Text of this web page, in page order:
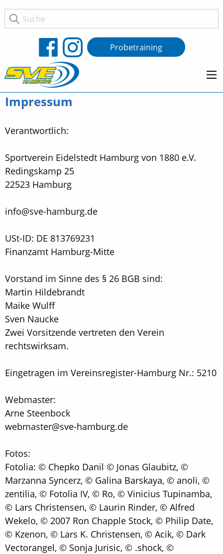
Probetraining
Impressum
Verantwortlich:
Sportverein Eidelstedt Hamburg von 1880 e.V.
Redingskamp 25
22523 Hamburg
info@sve-hamburg.de
USt-ID: DE 813769231
Finanzamt Hamburg-Mitte
Vorstand im Sinne des § 26 BGB sind:
Martin Hildebrandt
Maike Wulff
Sven Naucke
Zwei Vorsitzende vertreten den Verein
rechtswirksam.
Eingetragen im Vereinsregister-Hamburg Nr.: 5210
Webmaster:
Arne Steenbock
webmaster@sve-hamburg.de
Fotos:
Fotolia: © Chepko Danil © Jonas Glaubitz, ©
Marzanna Syncerz, © Galina Barskaya, © anoli, ©
zentilia, © Fotolia IV, © Ro, © Vinicius Tupinamba,
© Lars Christensen, © Laurin Rinder, © Alfred
Wekelo, © 2007 Ron Chapple Stock, © Philip Date,
© Kzenon, © Lars K. Christensen, © Acik, © Dark
Vectorangel, © Sonja Jurisic, © .shock, ©